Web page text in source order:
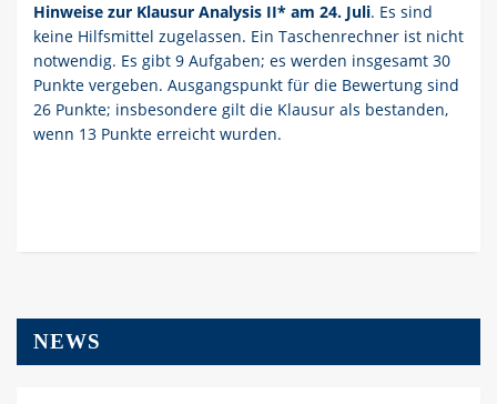
Hinweise zur Klausur Analysis II* am 24. Juli. Es sind
keine Hilfsmittel zugelassen. Ein Taschenrechner ist nicht
notwendig. Es gibt 9 Aufgaben; es werden insgesamt 30
Punkte vergeben. Ausgangspunkt für die Bewertung sind
26 Punkte; insbesondere gilt die Klausur als bestanden,
wenn 13 Punkte erreicht wurden.
NEWS